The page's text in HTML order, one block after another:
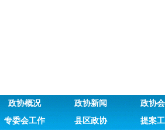
政协概况 政协新闻
政协
专委会工作 县区政协 提案